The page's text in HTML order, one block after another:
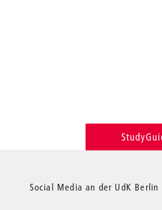
Social Media an der UdK Berlin